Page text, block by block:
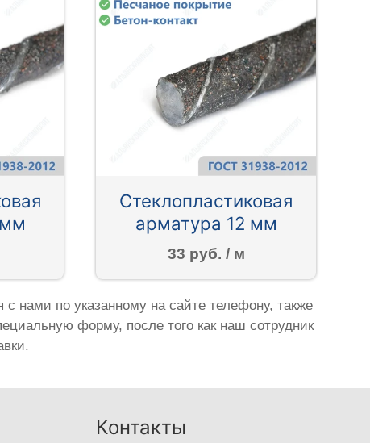
Стеклопластиковая
арматура 12 мм
33 руб. / м
нами по указанному на сайте телефону, также
форму, после того как наш сотрудник
Контакты